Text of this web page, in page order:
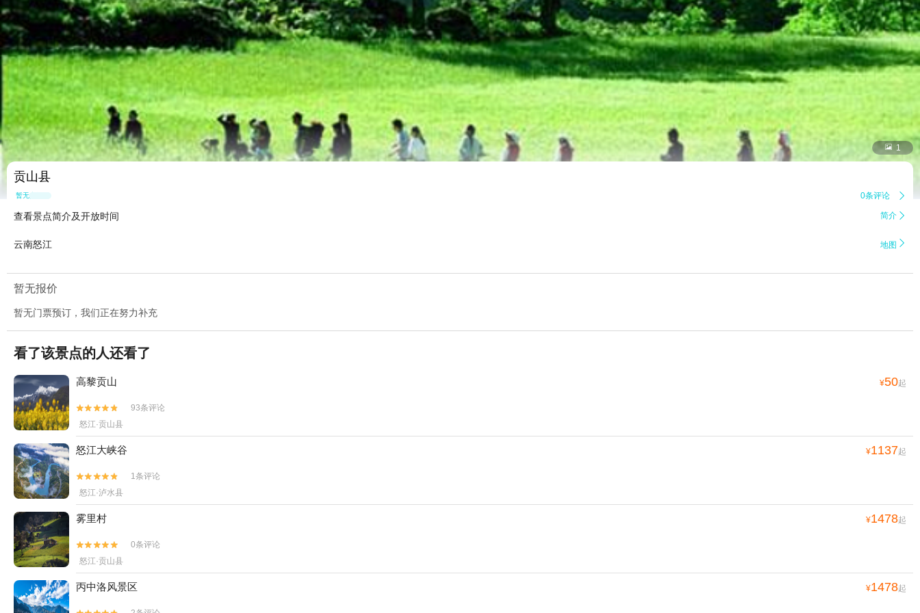
 1
贡山县
暂无点评 0条评论 
查看景点简介及开放时间 简介 
云南怒江 地图 
暂无报价
暂无门票预订，我们正在努力补充
看了该景点的人还看了
高黎贡山 ¥50起


93条评论
怒江·贡山县
怒江大峡谷 ¥1137起


1条评论
怒江·泸水县
雾里村 ¥1478起


0条评论
怒江·贡山县
丙中洛风景区 ¥1478起